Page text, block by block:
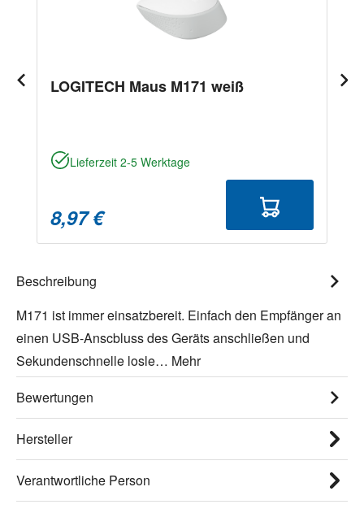
LOGITECH Maus M171 weiß
Lieferzeit 2-5 Werktage
8,97 €
Beschreibung
M171 ist immer einsatzbereit. Einfach den Empfänger an
einen USB-Anscbluss des Geräts anschließen und
Sekundenschnelle losle… Mehr
Bewertungen
Hersteller
Verantwortliche Person